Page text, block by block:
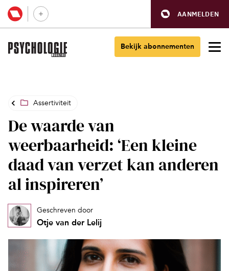
AANMELDEN
Bekijk abonnementen
Assertiviteit
De waarde van
weerbaarheid: ‘Een kleine
daad van verzet kan anderen
al inspireren’
Geschreven door
Otje van der Lelij